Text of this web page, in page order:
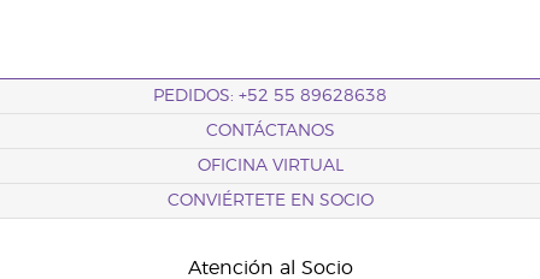
PEDIDOS: +52 55 89628638
CONTÁCTANOS
OFICINA VIRTUAL
CONVIÉRTETE EN SOCIO
Atención al Socio